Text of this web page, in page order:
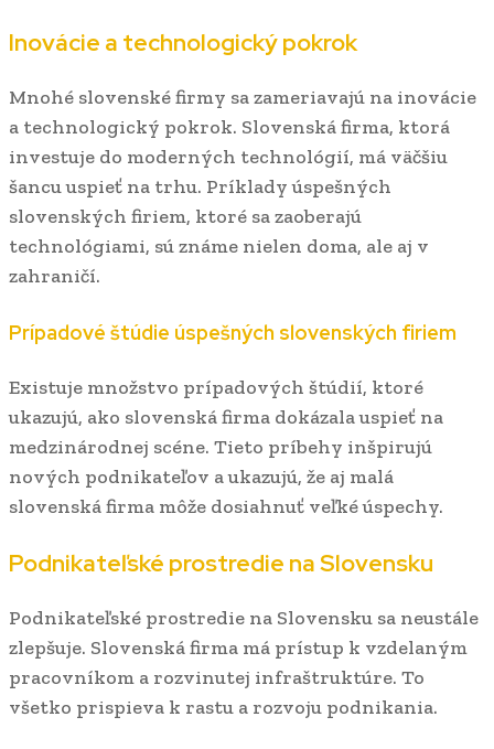
Inovácie a technologický pokrok
Mnohé slovenské firmy sa zameriavajú na inovácie
a technologický pokrok. Slovenská firma, ktorá
investuje do moderných technológií, má väčšiu
šancu uspieť na trhu. Príklady úspešných
slovenských firiem, ktoré sa zaoberajú
technológiami, sú známe nielen doma, ale aj v
zahraničí.
Prípadové štúdie úspešných slovenských firiem
Existuje množstvo prípadových štúdií, ktoré
ukazujú, ako slovenská firma dokázala uspieť na
medzinárodnej scéne. Tieto príbehy inšpirujú
nových podnikateľov a ukazujú, že aj malá
slovenská firma môže dosiahnuť veľké úspechy.
Podnikateľské prostredie na Slovensku
Podnikateľské prostredie na Slovensku sa neustále
zlepšuje. Slovenská firma má prístup k vzdelaným
pracovníkom a rozvinutej infraštruktúre. To
všetko prispieva k rastu a rozvoju podnikania.